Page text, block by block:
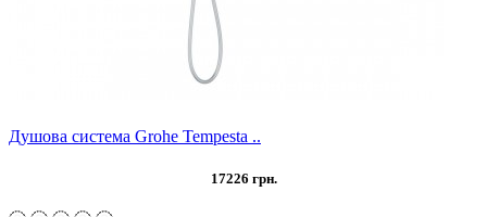
Душова система Grohe Tempesta ..
17226 грн.